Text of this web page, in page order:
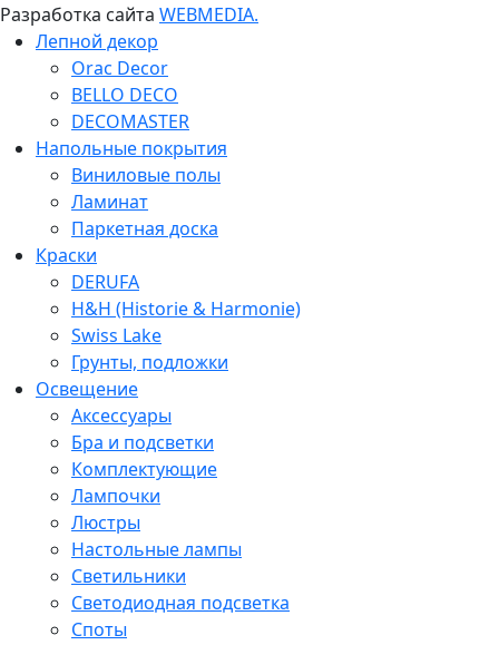
Разработка сайта WEBMEDIA.
Лепной декор
Orac Decor
BELLO DECO
DECOMASTER
Напольные покрытия
Виниловые полы
Ламинат
Паркетная доска
Краски
DERUFA
H&H (Historie & Harmonie)
Swiss Lake
Грунты, подложки
Освещение
Аксессуары
Бра и подсветки
Комплектующие
Лампочки
Люстры
Настольные лампы
Светильники
Светодиодная подсветка
Споты